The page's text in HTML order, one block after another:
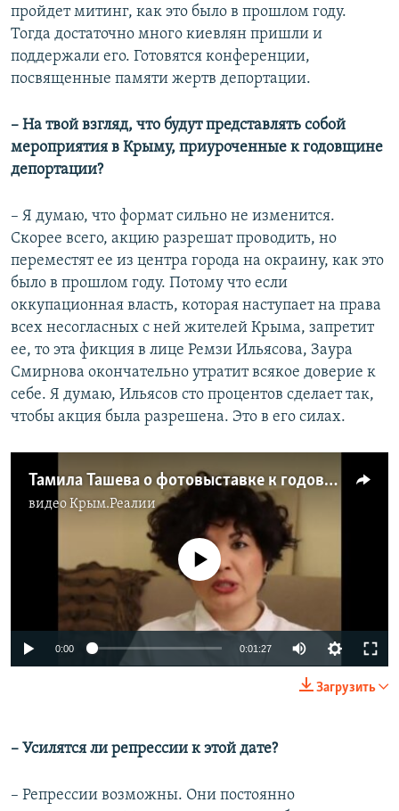
пройдет митинг, как это было в прошлом году.
Тогда достаточно много киевлян пришли и
поддержали его. Готовятся конференции,
посвященные памяти жертв депортации.
– На твой взгляд, что будут представлять собой
мероприятия в Крыму, приуроченные к годовщине
депортации?
– Я думаю, что формат сильно не изменится.
Скорее всего, акцию разрешат проводить, но
переместят ее из центра города на окраину, как это
было в прошлом году. Потому что если
оккупационная власть, которая наступает на права
всех несогласных с ней жителей Крыма, запретит
ее, то эта фикция в лице Ремзи Ильясова, Заура
Смирнова окончательно утратит всякое доверие к
себе. Я думаю, Ильясов сто процентов сделает так,
чтобы акция была разрешена. Это в его силах.
Тамила Ташева о фотовыставке к годовщине депортации
видеоКрым.Реалии
No media source currently available
0:00 0:01:27
Загрузить
– Усилятся ли репрессии к этой дате?
– Репрессии возможны. Они постоянно